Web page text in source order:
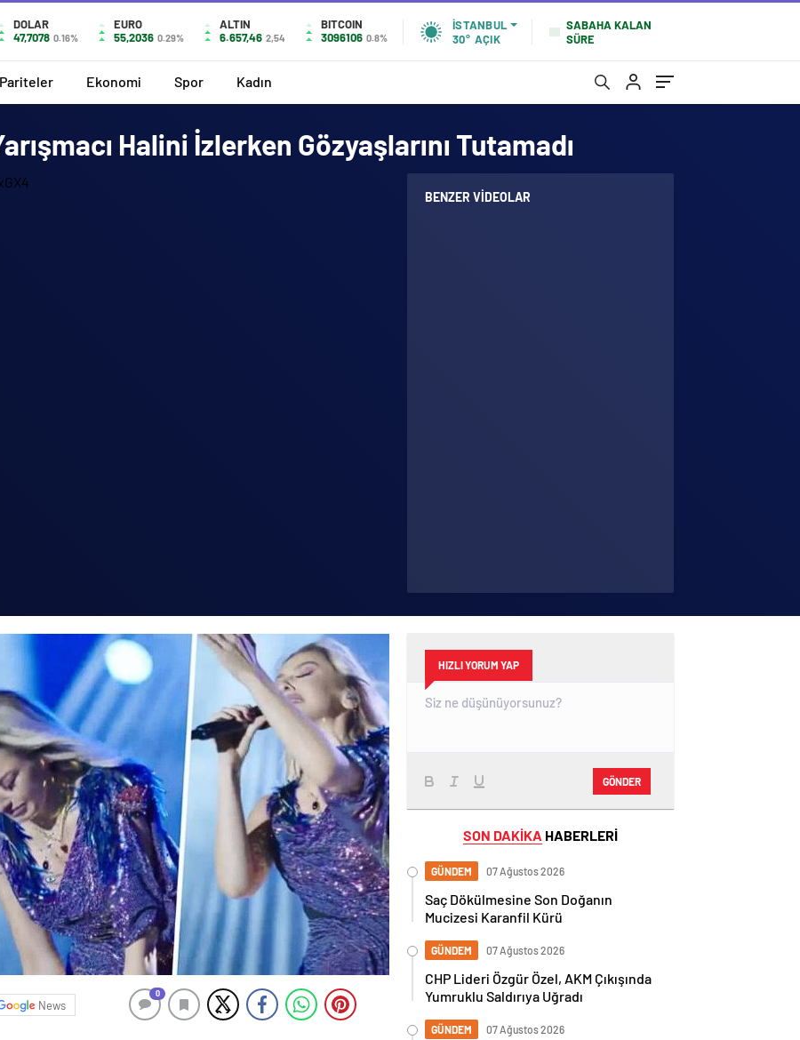
DOLAR
47,7078 0.16%
EURO
55,2036 0.29%
ALTIN
6.657,46 2,54
BITCOIN
3096106 0.8%
İSTANBUL
30° AÇIK
SABAHA KALAN
SÜRE
Pariteler Ekonomi Spor Kadın
Halini İzlerken Gözyaşlarını Tutamadı
BENZER VIDEOLAR
News
0
HIZLI YORUM YAP
GÖNDER
SON DAKİKA HABERLERİ
GÜNDEM 07 Ağustos 2026
Saç Dökülmesine Son Doğanın
Mucizesi Karanfil Kürü
GÜNDEM 07 Ağustos 2026
CHP Lideri Özgür Özel, AKM Çıkışında
Yumruklu Saldırıya Uğradı
GÜNDEM 07 Ağustos 2026